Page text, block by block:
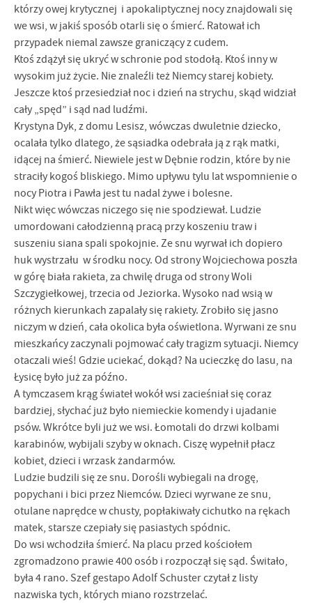
którzy owej krytycznej i apokaliptycznej nocy znajdowali się
we wsi, w jakiś sposób otarli się o śmierć. Ratował ich
przypadek niemal zawsze graniczący z cudem.
Ktoś zdążył się ukryć w schronie pod stodołą. Ktoś inny w
wysokim już życie. Nie znaleźli też Niemcy starej kobiety.
Jeszcze ktoś przesiedział noc i dzień na strychu, skąd widział
cały „spęd” i sąd nad ludźmi.
Krystyna Dyk, z domu Lesisz, wówczas dwuletnie dziecko,
ocalała tylko dlatego, że sąsiadka odebrała ją z rąk matki,
idącej na śmierć. Niewiele jest w Dębnie rodzin, które by nie
straciły kogoś bliskiego. Mimo upływu tylu lat wspomnienie o
nocy Piotra i Pawła jest tu nadal żywe i bolesne.
Nikt więc wówczas niczego się nie spodziewał. Ludzie
umordowani całodzienną pracą przy koszeniu traw i
suszeniu siana spali spokojnie. Ze snu wyrwał ich dopiero
huk wystrzału w środku nocy. Od strony Wojciechowa poszła
w górę biała rakieta, za chwilę druga od strony Woli
Szczygiełkowej, trzecia od Jeziorka. Wysoko nad wsią w
różnych kierunkach zapalały się rakiety. Zrobiło się jasno
niczym w dzień, cała okolica była oświetlona. Wyrwani ze snu
mieszkańcy zaczynali pojmować cały tragizm sytuacji. Niemcy
otaczali wieś! Gdzie uciekać, dokąd? Na ucieczkę do lasu, na
Łysicę było już za późno.
A tymczasem krąg świateł wokół wsi zacieśniał się coraz
bardziej, słychać już było niemieckie komendy i ujadanie
psów. Wkrótce byli już we wsi. Łomotali do drzwi kolbami
karabinów, wybijali szyby w oknach. Ciszę wypełnił płacz
kobiet, dzieci i wrzask żandarmów.
Ludzie budzili się ze snu. Dorośli wybiegali na drogę,
popychani i bici przez Niemców. Dzieci wyrwane ze snu,
otulane naprędce w chusty, popłakiwały cichutko na rękach
matek, starsze czepiały się pasiastych spódnic.
Do wsi wchodziła śmierć. Na placu przed kościołem
zgromadzono prawie 400 osób i rozpoczął się sąd. Świtało,
była 4 rano. Szef gestapo Adolf Schuster czytał z listy
nazwiska tych, których miano rozstrzelać.